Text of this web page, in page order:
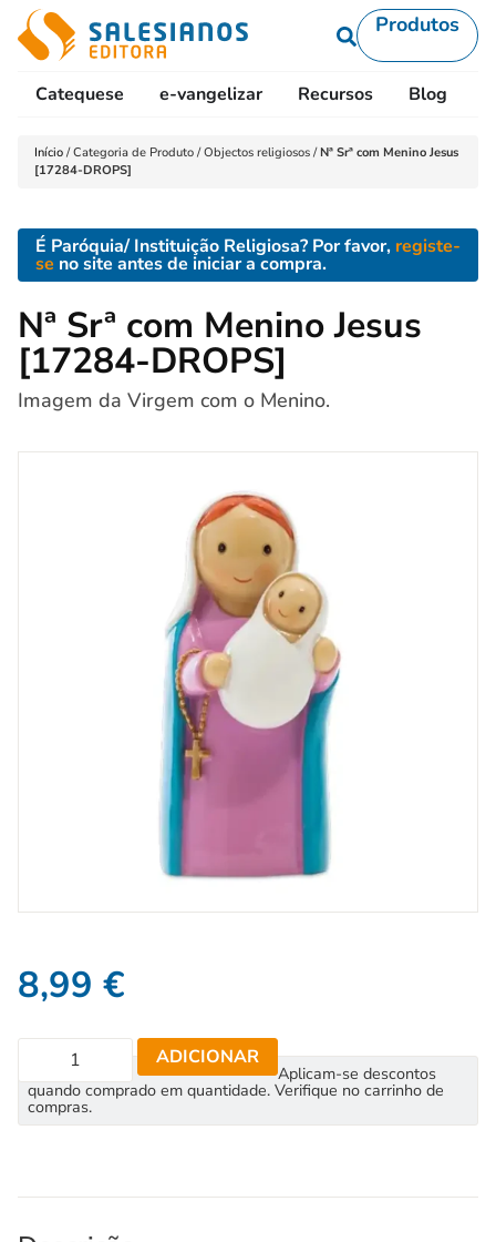
Produtos
Catequese e-vangelizar Recursos Blog
Início /Categoria de Produto /Objectos religiosos /Nª Srª com Menino Jesus
[17284-DROPS]
É Paróquia/ Instituição Religiosa? Por favor, registe-
se no site antes de iniciar a compra.
Nª Srª com Menino Jesus
[17284-DROPS]
Imagem da Virgem com o Menino.
8,99 €
ADICIONAR
Aplicam-se descontos
quando comprado em quantidade. Verifique no carrinho de
compras.